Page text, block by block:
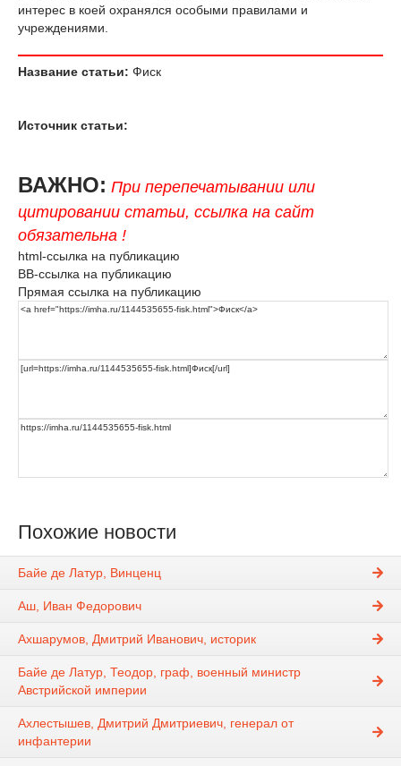
интерес в коей охранялся особыми правилами и
учреждениями.
Название статьи: Фиск
Источник статьи:
ВАЖНО: При перепечатывании или
цитировании статьи, ссылка на сайт
обязательна !
html-ссылка на публикацию
BB-ссылка на публикацию
Прямая ссылка на публикацию
Похожие новости
Байе де Латур, Винценц
Аш, Иван Федорович
Ахшарумов, Дмитрий Иванович, историк
Байе де Латур, Теодор, граф, военный министр
Австрийской империи
Ахлестышев, Дмитрий Дмитриевич, генерал от
инфантерии